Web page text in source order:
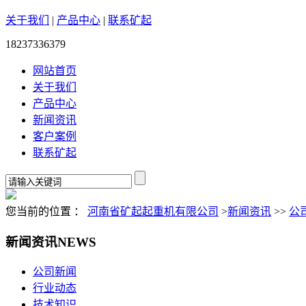
关于我们 | 产品中心 | 联系矿起
18237336379
网站首页
关于我们
产品中心
新闻资讯
客户案例
联系矿起
您当前的位置 ： 河南省矿起起重机有限公司 >新闻资讯 >> 公
新闻资讯NEWS
公司新闻
行业动态